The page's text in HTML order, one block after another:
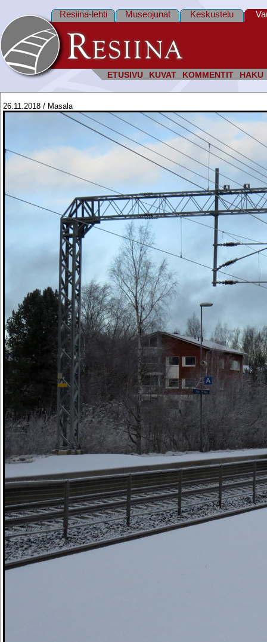
ETUSIVU KUVAT KOMMENTIT HAKU
Resiina-lehti Museojunat Keskustelu
26.11.2018 / Masala